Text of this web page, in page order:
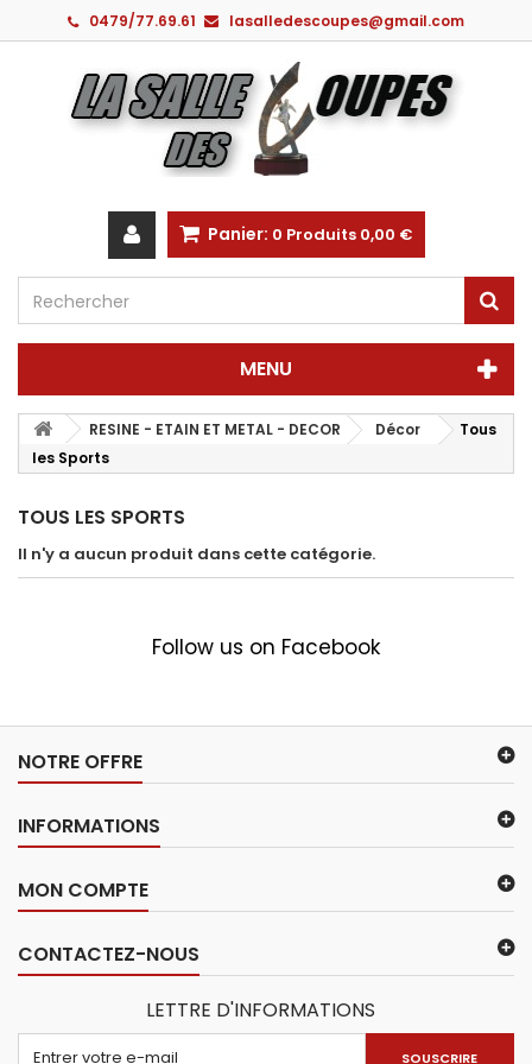
0479/77.69.61 lasalledescoupes@gmail.com
Panier: 0 Produits 0,00 €
MENU
RESINE - ETAIN ET METAL - DECOR Décor
Tous
les Sports
TOUS LES SPORTS
Il n'y a aucun produit dans cette catégorie.
Follow us on Facebook
NOTRE OFFRE
INFORMATIONS
MON COMPTE
CONTACTEZ-NOUS
LETTRE D'INFORMATIONS
SOUSCRIRE